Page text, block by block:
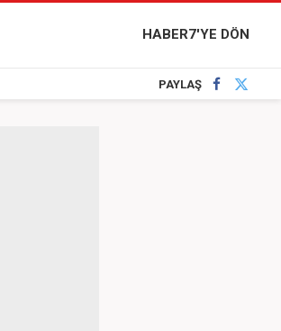
HABER7'YE DÖN
PAYLAŞ